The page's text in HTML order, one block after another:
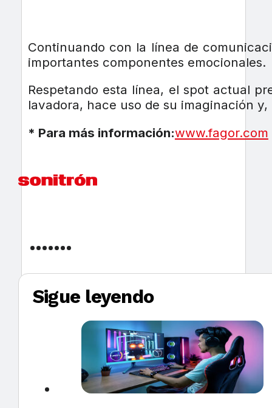
Continuando con la línea de
importantes componentes emocionales.
Respetando esta línea, el spot actual
lavadora, hace uso de su imaginación
* Para más información:www.fagor.com
Sigue leyendo